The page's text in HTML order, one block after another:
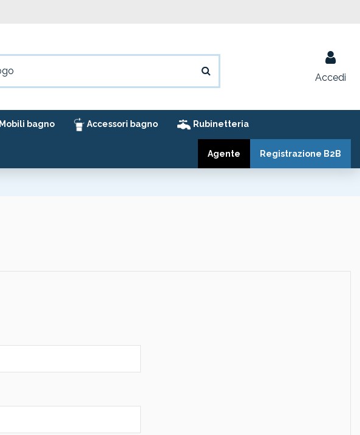
Accedi
Mobili bagno Accessori bagno Rubinetteria
Registrazione B2B
Agente